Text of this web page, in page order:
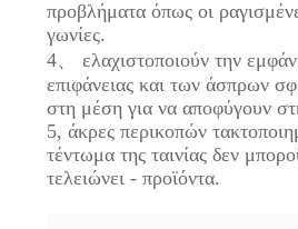
προβλήματα όπως οι
γωνίες.
4、 ελαχιστοποιούν την
επιφάνειας και των άσπρων
στη μέση για να αποφύγουν
5, άκρες περικοπών
τέντωμα της ταινίας δεν
τελειώνει - προϊόντα.